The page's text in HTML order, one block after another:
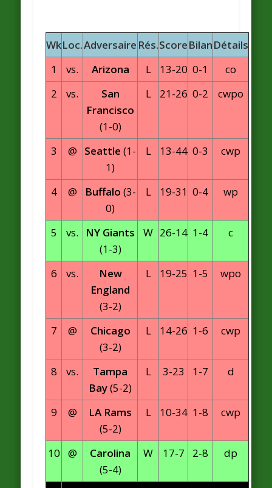
WkLoc.Adversaire Rés.ScoreBilanDétails
1
vs. Arizona L 13-20 0-1
co
2
vs.
San
Francisco
(1-0)
L 21-26 0-2 cwpo
3 @ Seattle (1-
1)
L 13-44 0-3 cwp
4 @ Buffalo (3-
0)
L 19-31 0-4 wp
5 vs.
NY Giants
(1-3)
W 26-14 1-4 c
6 vs.
New
England
(3-2)
L 19-25 1-5 wpo
7 @
Chicago
(3-2)
L 14-26 1-6 cwp
8 vs.
Tampa
Bay(5-2)
L 3-23 1-7 d
9 @
LA Rams
(5-2)
L 10-34 1-8 cwp
10 @
Carolina
(5-4)
W 17-7 2-8 dp